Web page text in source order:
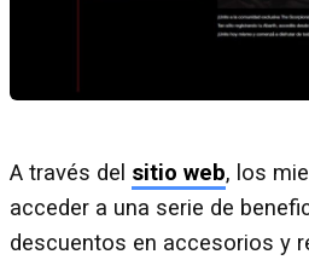
A través del sitio web, los
acceder a una serie de
descuentos en accesorios y